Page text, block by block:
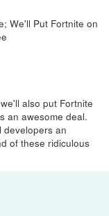
We'll Put Fortnite on
also put Fortnite
an awesome deal.
developers an
of these ridiculous